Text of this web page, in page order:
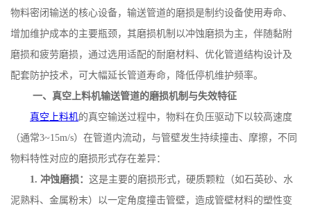
物料密闭输送的核心设备，输送管道的磨损是制约设备使用寿命、
增加维护成本的主要瓶颈，其磨损机制以冲蚀磨损为主，伴随黏附
磨损和疲劳磨损，通过选用适配的耐磨材料、优化管道结构设计及
配套防护技术，可大幅延长管道寿命，降低停机维护频率。
一、真空上料机输送管道的磨损机制与失效特征
真空上料机的真空输送过程中，物料在负压驱动下以较高速度
（通常3~15m/s）在管道内流动，与管壁发生持续撞击、摩擦，不同
物料特性对应的磨损形式存在差异：
1.冲蚀磨损：这是主要的磨损形式，硬质颗粒（如石英砂、水
泥熟料、金属粉末）以一定角度撞击管壁，造成管壁材料的塑性变